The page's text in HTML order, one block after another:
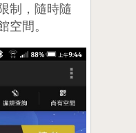
制，隨時隨
間。